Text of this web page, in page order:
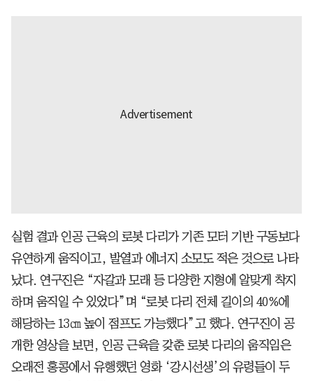
실험 결과 인공 근육의 로봇 다리가 기존 모터 기반 구동보다
유연하게 움직이고, 발열과 에너지 소모도 적은 것으로 나타
났다. 연구진은 “자갈과 모래 등 다양한 지형에 알맞게 착지
하며 움직일 수 있었다”며 “로봇 다리 전체 길이의 40%에
해당하는 13㎝ 높이 점프도 가능했다”고 했다. 연구진이 공
개한 영상을 보면, 인공 근육을 갖춘 로봇 다리의 움직임은
오래전 홍콩에서 유행했던 영화 ‘강시선생’의 유령들이 두